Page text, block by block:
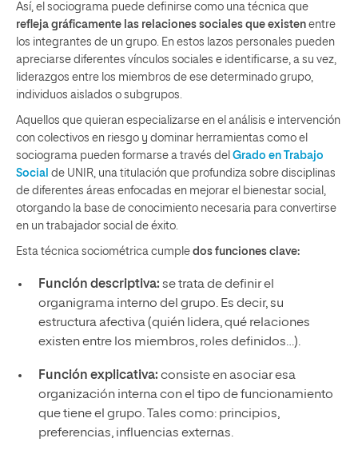
Así, el sociograma puede definirse como una técnica que
refleja gráficamente las relaciones sociales que existen entre
los integrantes de un grupo. En estos lazos personales pueden
apreciarse diferentes vínculos sociales e identificarse, a su vez,
liderazgos entre los miembros de ese determinado grupo,
individuos aislados o subgrupos.
Aquellos que quieran especializarse en el análisis e intervención
con colectivos en riesgo y dominar herramientas como el
sociograma pueden formarse a través del Grado en Trabajo
Social de UNIR, una titulación que profundiza sobre disciplinas
de diferentes áreas enfocadas en mejorar el bienestar social,
otorgando la base de conocimiento necesaria para convertirse
en un trabajador social de éxito.
Esta técnica sociométrica cumple dos funciones clave:
Función descriptiva: se trata de definir el
organigrama interno del grupo. Es decir, su
estructura afectiva (quién lidera, qué relaciones
existen entre los miembros, roles definidos…).
Función explicativa: consiste en asociar esa
organización interna con el tipo de funcionamiento
que tiene el grupo. Tales como: principios,
preferencias, influencias externas.